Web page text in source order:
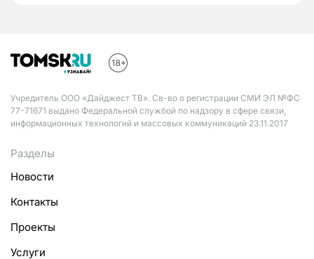
Учредитель ООО «Дайджест ТВ». Св-во о регистрации СМИ ЭЛ №ФС
77-71671 выдано Федеральной службой по надзору в сфере связи,
информационных технологий и массовых коммуникаций 23.11.2017
Разделы
Новости
Контакты
Проекты
Услуги